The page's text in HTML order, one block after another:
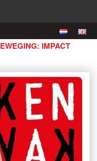
IMPACT